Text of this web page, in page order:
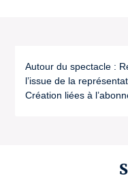
Autour du spectacle :
l’issue de la
Création liées à